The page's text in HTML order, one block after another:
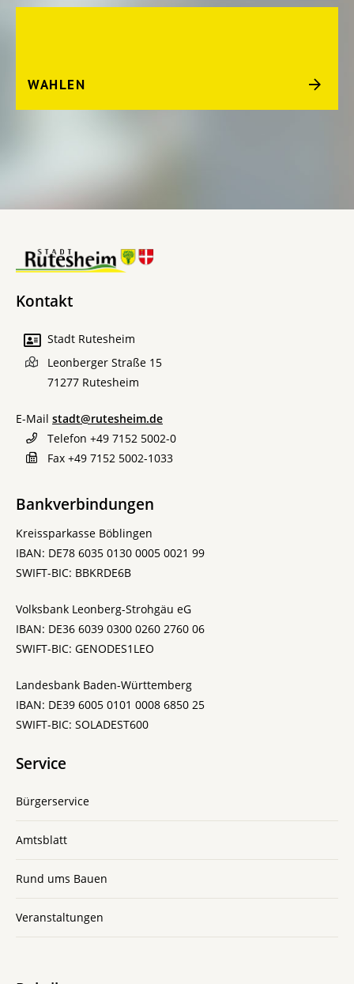
WAHLEN
Kontakt
Stadt Rutesheim
Leonberger Straße 15
71277 Rutesheim
E-Mail stadt@rutesheim.de
Telefon +49 7152 5002-0
Fax +49 7152 5002-1033
Bankverbindungen
Kreissparkasse Böblingen
IBAN: DE78 6035 0130 0005 0021 99
SWIFT-BIC: BBKRDE6B
Volksbank Leonberg-Strohgäu eG
IBAN: DE36 6039 0300 0260 2760 06
SWIFT-BIC: GENODES1LEO
Landesbank Baden-Württemberg
IBAN: DE39 6005 0101 0008 6850 25
SWIFT-BIC: SOLADEST600
Service
Bürgerservice
Amtsblatt
Rund ums Bauen
Veranstaltungen